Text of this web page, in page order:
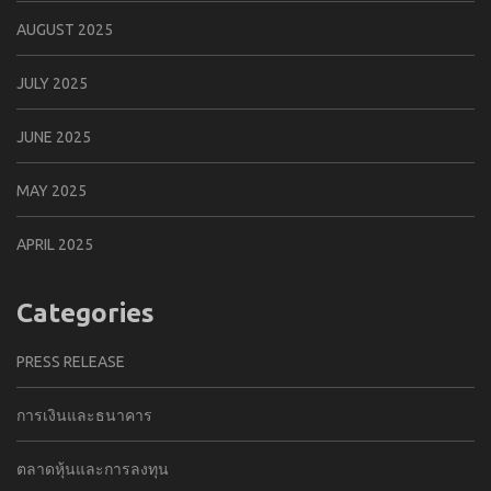
AUGUST 2025
JULY 2025
JUNE 2025
MAY 2025
APRIL 2025
Categories
PRESS RELEASE
การเงินและธนาคาร
ตลาดหุ้นและการลงทุน